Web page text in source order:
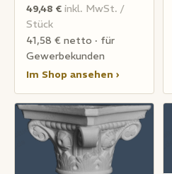
49,48 € inkl. MwSt. /
Stück
41,58 € netto · für
Gewerbekunden
Im Shop ansehen ›